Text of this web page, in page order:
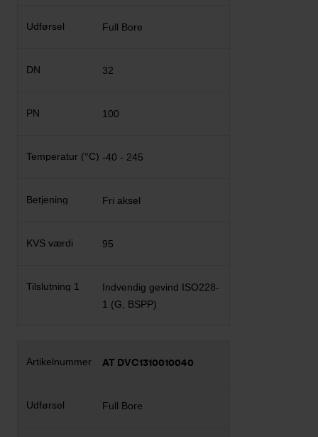
Full Bore
32
100
-40 - 245
Fri aksel
95
Indvendig gevind ISO228-
1 (G, BSPP)
AT DVC1310010040
Full Bore